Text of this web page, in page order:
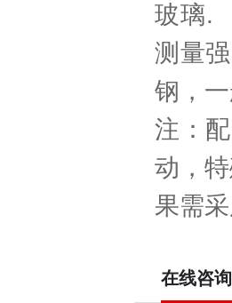
玻璃.
测量
钢，
注：
动，
果需
在线咨询